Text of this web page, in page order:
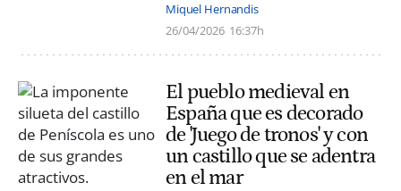
Miquel Hernandis
26/04/2026 16:37h
El pueblo medieval en
España que es decorado
de 'Juego de tronos' y con
un castillo que se adentra
en el mar